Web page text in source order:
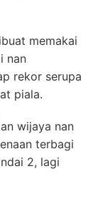
memakai
nan
rekor serupa
piala.
wijaya nan
terbagi
2, lagi